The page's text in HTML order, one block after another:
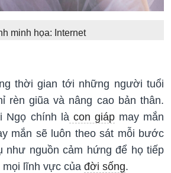
minh họa: Internet
thời gian tới những người tuổi
rèn giũa và nâng cao bản thân.
Ngọ chính là con giápmay mắn
mắn sẽ luôn theo sát mỗi bước
như nguồn cảm hứng để họ tiếp
lĩnh vực của đời sống.